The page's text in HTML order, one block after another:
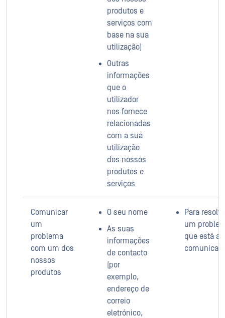
produtos e
serviços com
base na sua
utilização)
Outras
informações
que o
utilizador
nos fornece
relacionadas
com a sua
utilização
dos nossos
produtos e
serviços
Comunicar
um
problema
com um dos
nossos
produtos
O seu nome
As suas
informações
de contacto
(por
exemplo,
endereço de
correio
eletrónico,
Para
um
que está a
comunicar.